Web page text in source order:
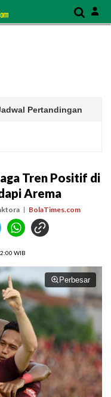
Pertandingan
Tren Positif di
Arema
BolaTimes.com
WIB
Perbesar